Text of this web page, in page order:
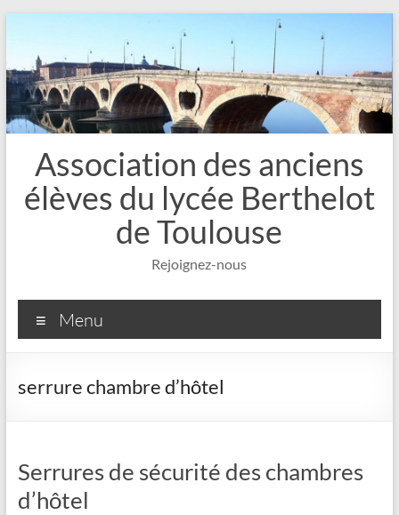
contenu
Association des anciens
élèves du lycée Berthelot
de Toulouse
Rejoignez-nous
Menu
serrure chambre d’hôtel
Serrures de sécurité des chambres
d’hôtel